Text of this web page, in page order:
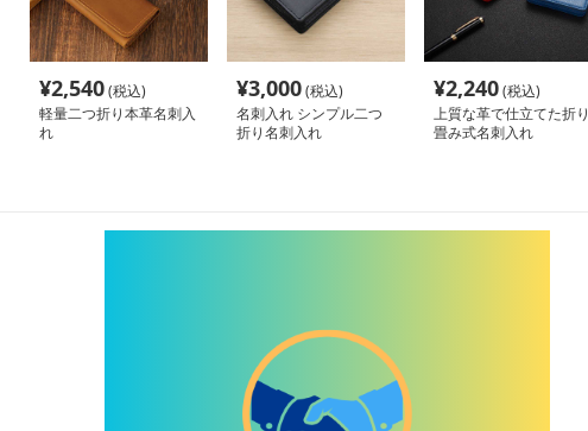
¥2,540(税込)
軽量二つ折り本革名刺入
れ
¥3,000(税込)
名刺入れ シンプル二つ
折り名刺入れ
¥2,240(税込)
上質な革で仕立てた折り
畳み式名刺入れ